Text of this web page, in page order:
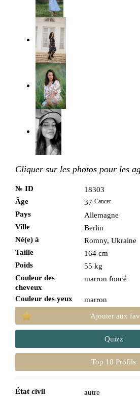
Cliquer sur les photos pour les
№ ID
18303
Âge
37 Cancer
Pays
Allemagne
Ville
Berlin
Né(e) à
Romny, Ukraine
Taille
164 cm
Poids
55 kg
Couleur des
cheveux
marron foncé
Couleur des yeux
marron
Ajouter aux
Quizz
Top 10 Profils
État civil
autre